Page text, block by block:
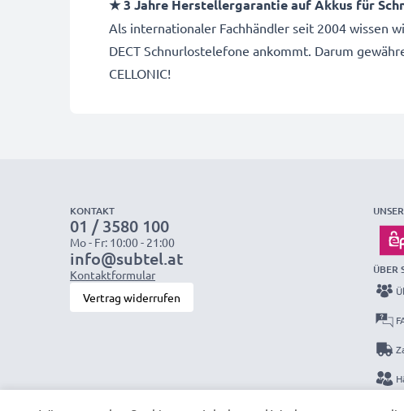
★ 3 Jahre Herstellergarantie auf Akkus für
Als internationaler Fachhändler seit 2004 wissen
DECT Schnurlostelefone ankommt. Darum
CELLONIC!
KONTAKT
01 / 3580 100
Mo - Fr: 10:00 - 21:00
info@subtel.at
Kontaktformular
Vertrag widerrufen
ÜBER